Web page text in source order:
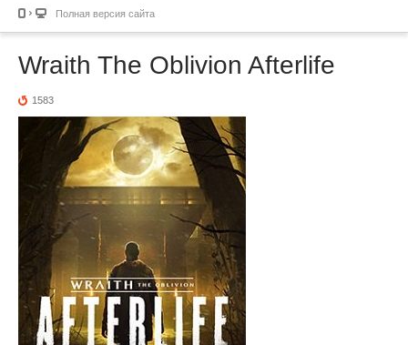
Полная версия сайта
Wraith The Oblivion Afterlife
1583